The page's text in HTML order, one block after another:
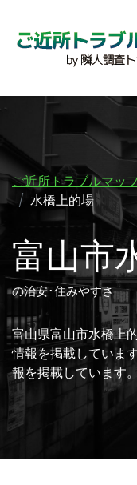
ご近所トラブルマッ
水橋上的場
富山市
の治安･住みやすさ
富山県富山市水橋上
情報を掲載していま
報を掲載しています。